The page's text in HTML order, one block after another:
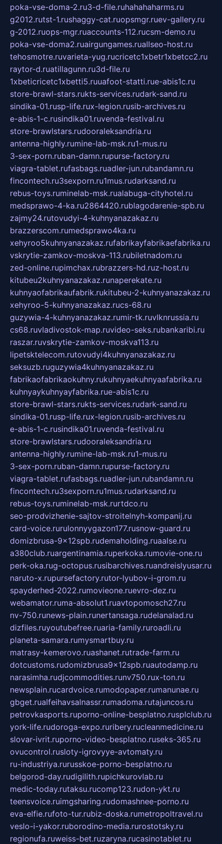
poka-vse-doma-2.ru3-d-file.ruhahahaharms.ru
g2012.rutst-1.rushaggy-cat.ruopsmgr.ruev-gallery.ru
g-2012.ruops-mgr.ruaccounts-112.rucsm-demo.ru
poka-vse-doma2.ruairgungames.ruallseo-host.ru
tehosmotre.ruvarieta-yug.rucricetc1xbetr1xbetcc2.ru
raytor-d.ruatillagunn.ru3d-file.ru
1xbeticricetc1xbetti5.ruuafoot-statti.rue-abis1c.ru
store-brawl-stars.rukts-services.rudark-sand.ru
sindika-01.rusp-life.rux-legion.rusib-archives.ru
e-abis-1-c.rusindika01.ruvenda-festival.ru
store-brawlstars.rudooraleksandria.ru
antenna-highly.rumine-lab-msk.ru1-mus.ru
3-sex-porn.ruban-damn.rupurse-factory.ru
viagra-tablet.rufasbags.ruadler-jun.rubandamn.ru
fincontech.ru3sexporn.ru1mus.rudarksand.ru
rebus-toys.ruminelab-msk.rualabuga-cityhotel.ru
medsprawo-4-ka.ru2864420.rublagodarenie-spb.ru
zajmy24.rutovudyi-4-kuhnyanazakaz.ru
brazzerscom.rumedsprawo4ka.ru
xehyroo5kuhnyanazakaz.rufabrikayfabrikaefabrika.ru
vskrytie-zamkov-moskva-113.rubiletnadom.ru
zed-online.rupimchax.rubrazzers-hd.ruz-host.ru
kitubeu2kuhnyanazakaz.runaperekate.ru
kuhnyaofabrikaufabrik.rukitubeu-2-kuhnyanazakaz.ru
xehyroo-5-kuhnyanazakaz.rucs-68.ru
guzywia-4-kuhnyanazakaz.rumir-tk.ruvlknrussia.ru
cs68.ruvladivostok-map.ruvideo-seks.rubankaribi.ru
raszar.ruvskrytie-zamkov-moskva113.ru
lipetsktelecom.rutovudyi4kuhnyanazakaz.ru
seksuzb.ruguzywia4kuhnyanazakaz.ru
fabrikaofabrikaokuhny.rukuhnyaekuhnyaafabrika.ru
kuhnyaykuhnyayfabrika.rue-abis1c.ru
store-brawl-stars.rukts-services.rudark-sand.ru
sindika-01.rusp-life.rux-legion.rusib-archives.ru
e-abis-1-c.rusindika01.ruvenda-festival.ru
store-brawlstars.rudooraleksandria.ru
antenna-highly.rumine-lab-msk.ru1-mus.ru
3-sex-porn.ruban-damn.rupurse-factory.ru
viagra-tablet.rufasbags.ruadler-jun.rubandamn.ru
fincontech.ru3sexporn.ru1mus.rudarksand.ru
rebus-toys.ruminelab-msk.rurtdco.ru
seo-prodvizhenie-sajtov-stroitelnyh-kompanij.ru
card-voice.rurulonnyygazon177.rusnow-guard.ru
domizbrusa-9x12spb.rudemaholding.ruaalse.ru
a380club.ruargentinamia.ruperkoka.rumovie-one.ru
perk-oka.rug-octopus.rusibarchives.ruandreislyusar.ru
naruto-x.rupursefactory.rutor-lyubov-i-grom.ru
spayderhed-2022.rumovieone.ruevro-dez.ru
webamator.ruma-absolut1.ruavtopomosch27.ru
nv-750.runews-plain.runertansaga.rudelanalad.ru
dizfiles.ruyoutubefree.ruaria-family.ruroadli.ru
planeta-samara.rumysmartbuy.ru
matrasy-kemerovo.ruashanet.rutrade-farm.ru
dotcustoms.rudomizbrusa9x12spb.ruautodamp.ru
narasimha.rudjcommodities.runv750.rux-ton.ru
newsplain.rucardvoice.rumodopaper.rumanunae.ru
gbget.rualfeihavsalnassr.rumadoma.rutajuncos.ru
petrovkasports.ruporno-online-besplatno.rusplclub.ru
york-life.rudoroga-expo.ruribery.rucleanmedicine.ru
slovar-ivrit.ruporno-video-besplatno.ruseks-365.ru
ovucontrol.rusloty-igrovyye-avtomaty.ru
ru-industriya.rurusskoe-porno-besplatno.ru
belgorod-day.rudigilith.rupichkurovlab.ru
medic-today.rutaksu.rucomp123.rudon-ykt.ru
teensvoice.ruimgsharing.rudomashnee-porno.ru
eva-elfie.rufoto-tur.rubiz-doska.rumetropoltravel.ru
veslo-i-yakor.ruborodino-media.rurostotsky.ru
regionufa.ruweiss-bet.ruzaryna.rucasinotablet.ru